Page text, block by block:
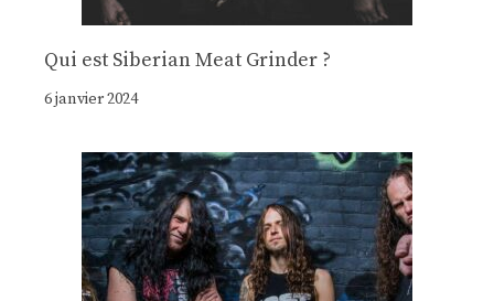
Qui est Siberian Meat Grinder ?
6 janvier 2024